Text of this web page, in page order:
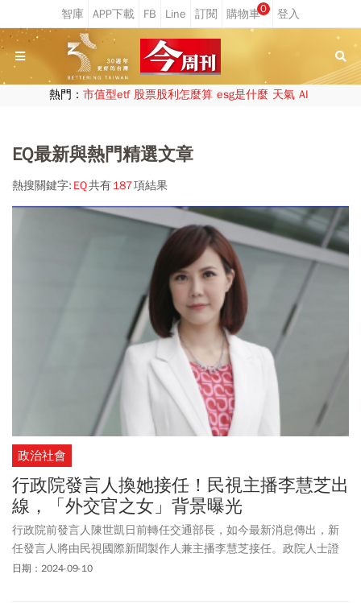
0
熱門： 市值型etf 股票股利怎麼算 esg是什麼 天氣 AI
EQ最新與熱門精選文章
熱搜關鍵字: EQ共有187項結果
政治社會
行政院發言人換她接任！民視主播李慧芝出
線，「外交官之女」背景曝光
行政院前發言人陳世凱日前轉任交通部長，如今最新消息傳出，新
任發言人將由民視國際新聞製作人兼主播李慧芝接任。政院人士證
實確有此人選，目前行政作業尚在作業中，待作業完備後將適時對
日期：2024-09-10